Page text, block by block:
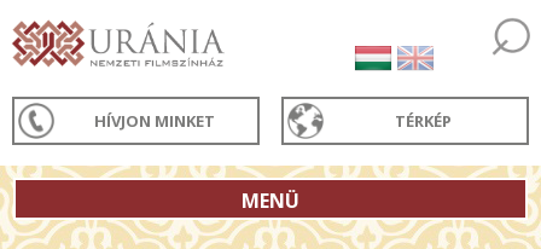
HÍVJON MINKET TÉRKÉP
MENÜ